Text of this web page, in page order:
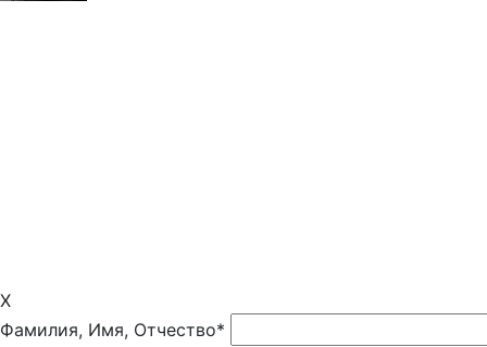
X
Фамилия, Имя, Отчество*